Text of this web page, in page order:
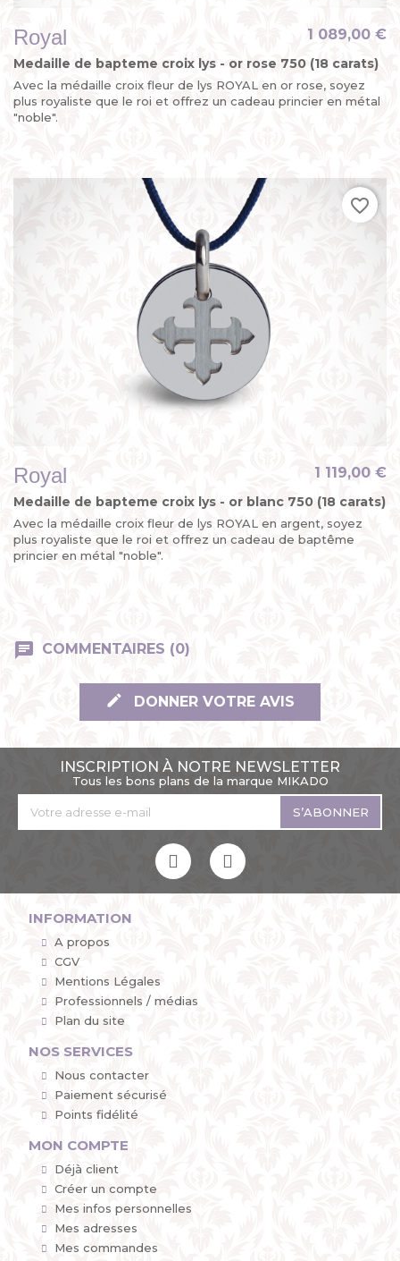
Royal
Medaille de bapteme croix lys - or rose 750 (18 carats)
Avec la médaille croix fleur de lys ROYAL en or rose, soyez
plus royaliste que le roi et offrez un cadeau princier en métal
"noble".
1 089,00 €
Royal
Medaille de bapteme croix lys - or blanc 750 (18 carats)
Avec la médaille croix fleur de lys ROYAL en argent, soyez
plus royaliste que le roi et offrez un cadeau de baptême
princier en métal "noble".
1 119,00 €
favorite_border
COMMENTAIRES (0)
DONNER VOTRE AVIS
INSCRIPTION À NOTRE NEWSLETTER
Tous les bons plans de la marque MIKADO
S’ABONNER
INFORMATION
A propos
CGV
Mentions Légales
Professionnels / médias
Plan du site
NOS SERVICES
Nous contacter
Paiement sécurisé
Points fidélité
MON COMPTE
Déjà client
Créer un compte
Mes infos personnelles
Mes adresses
Mes commandes